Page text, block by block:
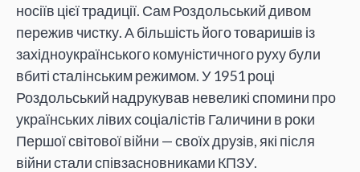
носіїв цієї традиції. Сам Роздольський дивом
пережив чистку. А більшість його товаришів із
західноукраїнського комуністичного руху були
вбиті сталінським режимом. У 1951 році
Роздольський надрукував невеликі спомини про
українських лівих соціалістів Галичини в роки
Першої світової війни — своїх друзів, які після
війни стали співзасновниками КПЗУ.